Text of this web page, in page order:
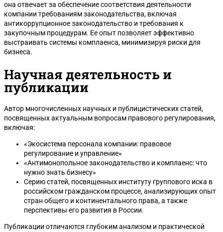
она отвечает за обеспечение соответствия деятельности
компании требованиям законодательства, включая
антикоррупционное законодательство и требования к
закупочным процедурам. Ее опыт позволяет эффективно
выстраивать системы комплаенса, минимизируя риски для
бизнеса.
Научная деятельность и
публикации
Автор многочисленных научных и публицистических статей,
посвященных актуальным вопросам правового регулирования,
включая:
«Экосистема персонала компании: правовое
регулирование и управление»
«Антимонопольное законодательство и комплаенс: что
нужно знать бизнесу»
Серию статей, посвященных институту группового иска в
российском гражданском процессе, анализирующих опыт
стран общего и континентального права, а также
перспективы его развития в России.
Публикации отличаются глубоким анализом и практической